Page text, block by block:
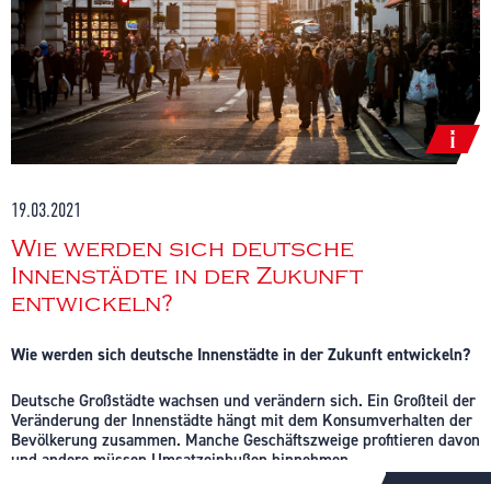
19.03.2021
Wie werden sich deutsche
Innenstädte in der Zukunft
entwickeln?
Wie werden sich deutsche Innenstädte in der Zukunft entwickeln?
Deutsche Großstädte wachsen und verändern sich. Ein Großteil der
Veränderung der Innenstädte hängt mit dem Konsumverhalten der
Bevölkerung zusammen. Manche Geschäftszweige profitieren davon
und andere müssen Umsatzeinbußen hinnehmen.